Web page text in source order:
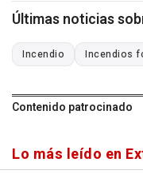
Últimas noticias
Incendio Incendios
Contenido patrocinado
Lo más leído en